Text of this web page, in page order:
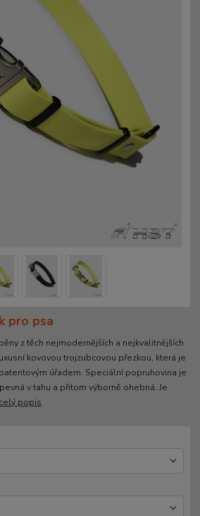
pro psa
z těch nejmodernějších a nejkvalitnějších
kovovou trojzubcovou přezkou, která je
úřadem. Speciální popruhovina je
v tahu a přitom výborně ohebná. Je
celý popis